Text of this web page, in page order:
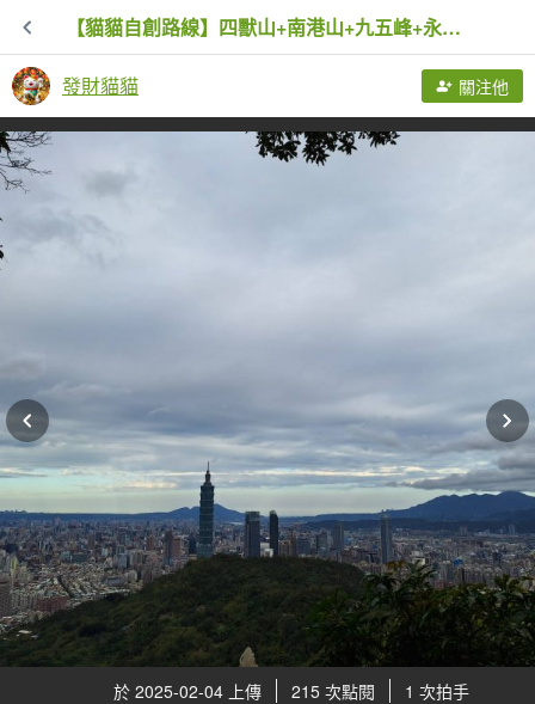
【貓貓自創路線】四獸山+南港山+九五峰+永春坡公園完成!
發財貓貓 關注他
於 2025-02-04 上傳 215 次點閱 1 次拍手